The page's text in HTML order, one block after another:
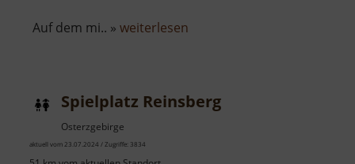
Auf dem mi.. » weiterlesen
Spielplatz Reinsberg
Osterzgebirge
aktuell vom 23.07.2024 / Zugriffe: 3834